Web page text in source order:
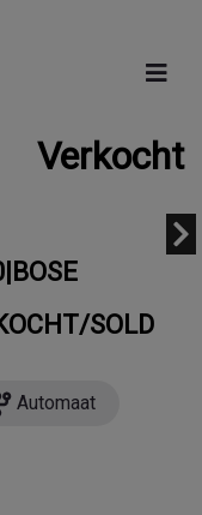
Verkocht
SOLD
Automaat